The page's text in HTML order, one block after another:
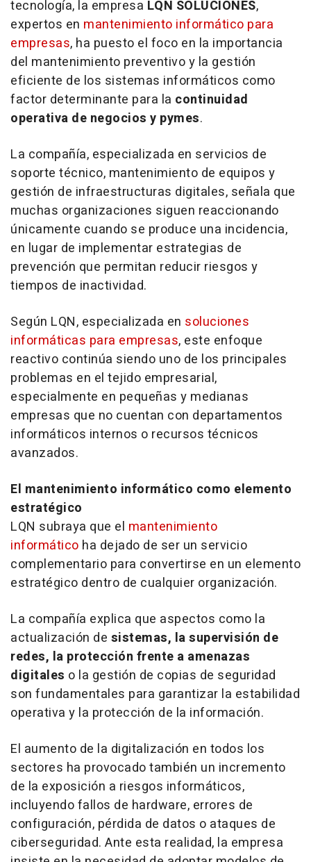
tecnología, la empresa LQN SOLUCIONES,
expertos en mantenimiento informático para
empresas, ha puesto el foco en la importancia
del mantenimiento preventivo y la gestión
eficiente de los sistemas informáticos como
factor determinante para la continuidad
operativa de negocios y pymes.
La compañía, especializada en servicios de
soporte técnico, mantenimiento de equipos y
gestión de infraestructuras digitales, señala que
muchas organizaciones siguen reaccionando
únicamente cuando se produce una incidencia,
en lugar de implementar estrategias de
prevención que permitan reducir riesgos y
tiempos de inactividad.
Según LQN, especializada en soluciones
informáticas para empresas, este enfoque
reactivo continúa siendo uno de los principales
problemas en el tejido empresarial,
especialmente en pequeñas y medianas
empresas que no cuentan con departamentos
informáticos internos o recursos técnicos
avanzados.
El mantenimiento informático como elemento
estratégico
LQN subraya que el mantenimiento
informático ha dejado de ser un servicio
complementario para convertirse en un elemento
estratégico dentro de cualquier organización.
La compañía explica que aspectos como la
actualización de sistemas, la supervisión de
redes, la protección frente a amenazas
digitales o la gestión de copias de seguridad
son fundamentales para garantizar la estabilidad
operativa y la protección de la información.
El aumento de la digitalización en todos los
sectores ha provocado también un incremento
de la exposición a riesgos informáticos,
incluyendo fallos de hardware, errores de
configuración, pérdida de datos o ataques de
ciberseguridad. Ante esta realidad, la empresa